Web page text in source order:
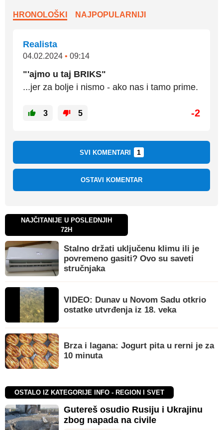
HRONOLOŠKI NAJPOPULARNIJI
Realista
04.02.2024 • 09:14
"'ajmo u taj BRIKS"
...jer za bolje i nismo - ako nas i tamo prime.
3 5 -2
SVI KOMENTARI 1
OSTAVI KOMENTAR
NAJČITANIJE U POSLEDNJIH
72H
Stalno držati uključenu klimu ili je
povremeno gasiti? Ovo su saveti
stručnjaka
VIDEO: Dunav u Novom Sadu otkrio
ostatke utvrđenja iz 18. veka
Brza i lagana: Jogurt pita u rerni je za
10 minuta
OSTALO IZ KATEGORIJE INFO - REGION I SVET
Gutereš osudio Rusiju i Ukrajinu
zbog napada na civile